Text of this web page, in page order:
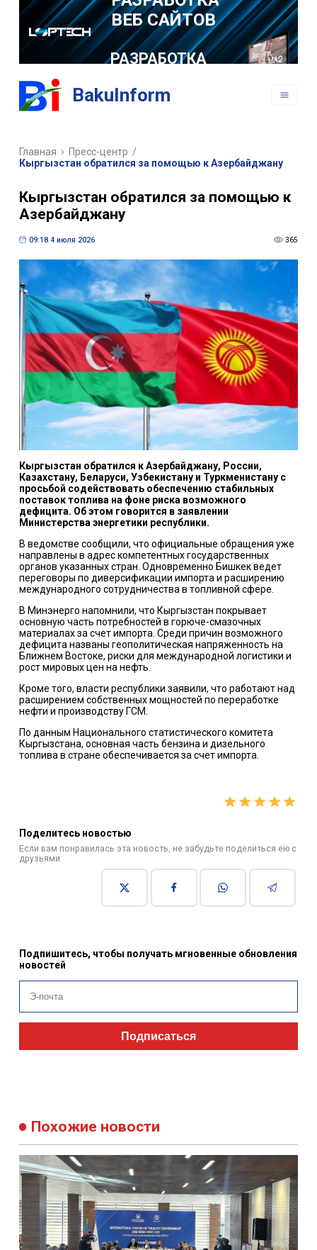
РАЗРАБОТКА
МОБИЛЬНЫХ
ПРИЛОЖЕНИЙ
BakuInform
Главная Пресс-центр /
Кыргызстан обратился за помощью к Азербайджану
Кыргызстан обратился за помощью к
Азербайджану
09:18 4 июля 2026 365
Кыргызстан обратился к Азербайджану, России,
Казахстану, Беларуси, Узбекистану и Туркменистану с
просьбой содействовать обеспечению стабильных
поставок топлива на фоне риска возможного
дефицита. Об этом говорится в заявлении
Министерства энергетики республики.
В ведомстве сообщили, что официальные обращения уже
направлены в адрес компетентных государственных
органов указанных стран. Одновременно Бишкек ведет
переговоры по диверсификации импорта и расширению
международного сотрудничества в топливной сфере.
В Минэнерго напомнили, что Кыргызстан покрывает
основную часть потребностей в горюче-смазочных
материалах за счет импорта. Среди причин возможного
дефицита названы геополитическая напряженность на
Ближнем Востоке, риски для международной логистики и
рост мировых цен на нефть.
Кроме того, власти республики заявили, что работают над
расширением собственных мощностей по переработке
нефти и производству ГСМ.
По данным Национального статистического комитета
Кыргызстана, основная часть бензина и дизельного
топлива в стране обеспечивается за счет импорта.
Поделитесь новостью
Если вам понравилась эта новость, не забудьте поделиться ею с
друзьями
Подпишитесь, чтобы получать мгновенные обновления
новостей
Подписаться
Похожие новости